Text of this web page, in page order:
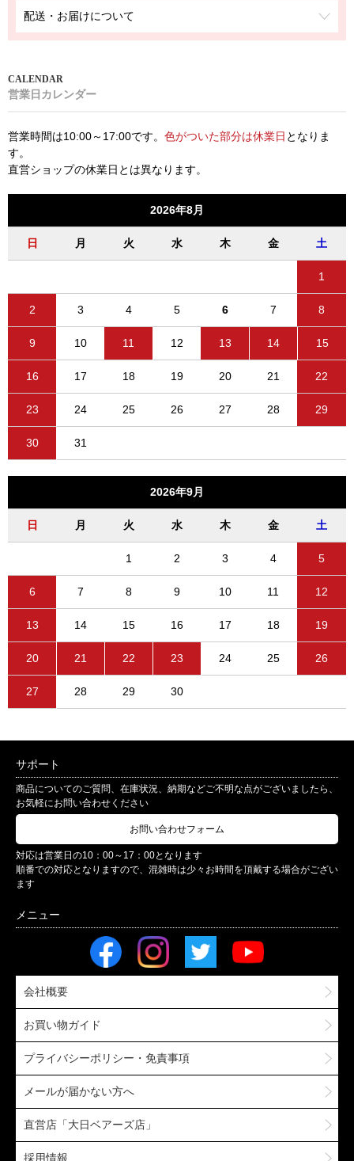
配送・お届けについて
営業日カレンダー
営業時間は10:00～17:00です。 色がついた部分は休業日 となりま
す。
直営ショップの休業日とは異なります。
2026年8月
日 月 火 水 木 金 土
1
2 3 4 5 6 7 8
9 10 11 12 13 14 15
16 17 18 19 20 21 22
23 24 25 26 27 28 29
30 31
2026年9月
日 月 火 水 木 金 土
1 2 3 4 5
6 7 8 9 10 11 12
13 14 15 16 17 18 19
20 21 22 23 24 25 26
27 28 29 30
サポート
商品についてのご質問、在庫状況、納期などご不明な点がございましたら、
お気軽にお問い合わせください
お問い合わせフォーム
対応は営業日の10：00～17：00となります
順番での対応となりますので、混雑時は少々お時間を頂戴する場合がござい
ます
会社概要
お買い物ガイド
プライバシーポリシー・免責事項
メールが届かない方へ
直営店「大日ベアーズ店」
採用情報